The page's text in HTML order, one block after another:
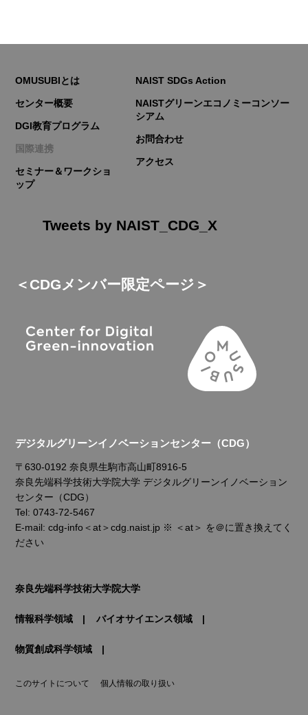
OMUSUBIとは
センター概要
DGI教育プログラム
国際連携
セミナー＆ワークショ
ップ
NAIST SDGs Action
NAISTグリーンエコノミーコンソー
シアム
お問合わせ
アクセス
Tweets by NAIST_CDG_X
＜CDGメンバー限定ページ＞
デジタルグリーンイノベーションセンター（CDG）
〒630-0192 奈良県生駒市高山町8916-5
奈良先端科学技術大学院大学 デジタルグリーンイノベーション
センター（CDG）
Tel: 0743-72-5467
E-mail: cdg-info＜at＞cdg.naist.jp ※ ＜at＞ を＠に置き換えてく
ださい
奈良先端科学技術大学院大学
情報科学領域 バイオサイエンス領域
物質創成科学領域
このサイトについて 個人情報の取り扱い